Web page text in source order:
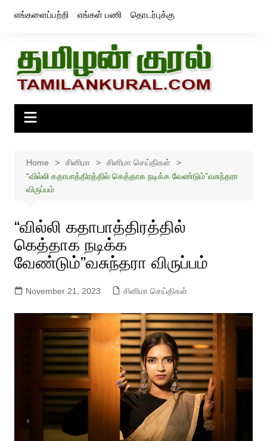
எங்களைப்பற்றி எங்கள் பணி தொடர்புக்கு
Home சினிமா
சினிமா செய்திகள்
“வில்லி கதாபாத்திரத்தில் கெத்தாக நடிக்க வேண்டும்”வசுந்தரா
விருப்பம்
“வில்லி கதாபாத்திரத்தில்
கெத்தாக நடிக்க
வேண்டும்”வசுந்தரா விருப்பம்
November 21, 2023 சினிமா செய்திகள்